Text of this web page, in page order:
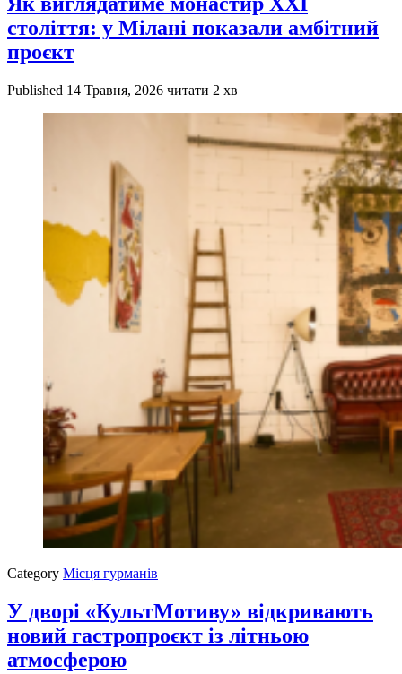
століття: у Мілані показали амбітний
проєкт
Published 14 Травня, 2026 читати 2 хв
Category Місця гурманів
У дворі «КультМотиву» відкривають
новий гастропроєкт із літньою
атмосферою